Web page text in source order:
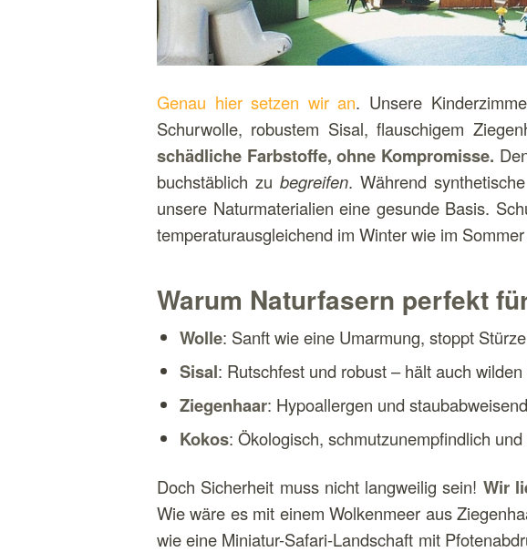
Genau hier setzen wir an. Unsere
Schurwolle, robustem Sisal, flauschigem
schädliche Farbstoffe, ohne Kompromisse.
buchstäblich zubegreifen. Während
unsere Naturmaterialien eine gesunde Basis.
temperaturausgleichend im Winter wie im
Warum Naturfasern perfekt
Wolle: Sanft wie eine Umarmung, stoppt
Sisal: Rutschfest und robust – hält auch
Ziegenhaar: Hypoallergen und
Kokos: Ökologisch, schmutzunempfindlich
Doch Sicherheit muss nicht langweilig sein! Wir
Wie wäre es mit einem Wolkenmeer aus
wie eine Miniatur-Safari-Landschaft mit